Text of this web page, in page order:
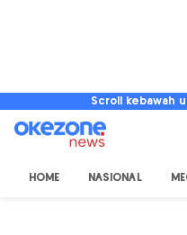
Scroll kebawah
HOME NASIONAL